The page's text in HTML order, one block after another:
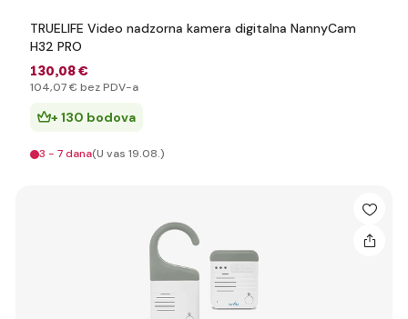
TRUELIFE Video nadzorna kamera digitalna NannyCam
H32 PRO
130,08 €
104,07 € bez PDV-a
+ 130 bodova
3 - 7 dana(U vas 19.08.)